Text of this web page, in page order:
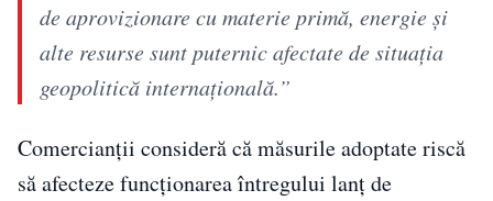
de aprovizionare cu materie primă, energie şi
alte resurse sunt puternic afectate de situaţia
geopolitică internaţională.”
Comercianții consideră că măsurile adoptate riscă
să afecteze funcționarea întregului lanț de